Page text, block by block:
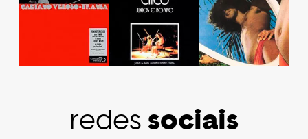
redessociais